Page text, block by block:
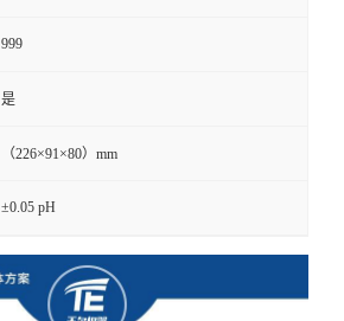
999
是
（226×91×80）mm
±0.05 pH